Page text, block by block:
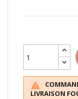

LIVRAISON